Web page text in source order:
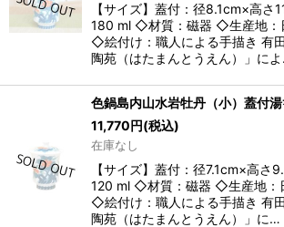
【サイズ】蓋付：径8.1cm×高さ
180 ml ◇材質：磁器 ◇生産地：
◇絵付け：職人による手描き 有
陶苑（はたまんとうえん）」に
色鍋島内山水岩牡丹（小）蓋付
11,770円(税込)
在庫なし
【サイズ】蓋付：径7.1cm×高さ
120 ml ◇材質：磁器 ◇生産地：
◇絵付け：職人による手描き 有
陶苑（はたまんとうえん）」に…